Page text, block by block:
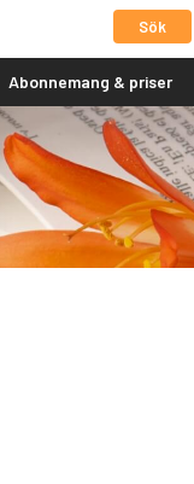
Sök
Abonnemang & priser